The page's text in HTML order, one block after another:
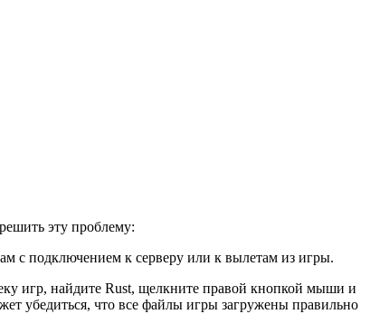
эту проблему:
с подключением к серверу или к вылетам из игры.
игр, найдите Rust, щелкните правой кнопкой мыши и
убедиться, что все файлы игры загружены правильно